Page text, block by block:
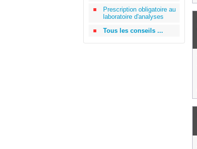
Prescription obligatoire au
laboratoire d'analyses
Tous les conseils ...